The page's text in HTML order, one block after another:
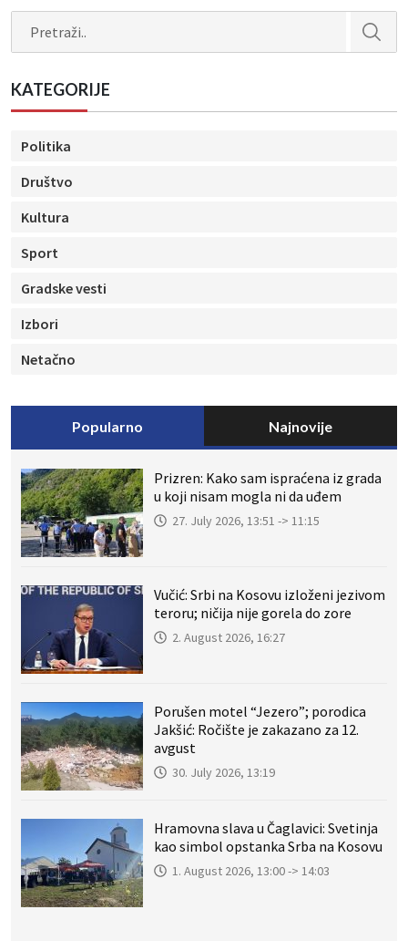
KATEGORIJE
Politika
Društvo
Kultura
Sport
Gradske vesti
Izbori
Netačno
Popularno Najnovije
Prizren: Kako sam ispraćena iz grada
u koji nisam mogla ni da uđem
27. July 2026, 13:51 -> 11:15
Vučić: Srbi na Kosovu izloženi jezivom
teroru; ničija nije gorela do zore
2. August 2026, 16:27
Porušen motel “Jezero”; porodica
Jakšić: Ročište je zakazano za 12.
avgust
30. July 2026, 13:19
Hramovna slava u Čaglavici: Svetinja
kao simbol opstanka Srba na Kosovu
1. August 2026, 13:00 -> 14:03